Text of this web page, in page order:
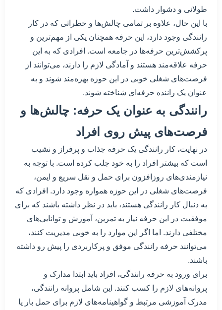
طولانی و دشوار داشت.
با این حال، علاوه بر تمامی چالش‌ها و خطراتی که در کار
رانندگی وجود دارد، این حرفه همچنان یکی از مهم‌ترین و
پرکشش‌ترین حرفه‌ها در جامعه است. افرادی که به این
حرفه علاقه‌مند هستند و آمادگی لازم را دارند، می‌توانند از
فرصت‌های شغلی خوبی در این حوزه بهره‌مند شوند و به
عنوان یک راننده حرفه‌ای شناخته شوند.
رانندگی به عنوان یک حرفه: چالش‌ها و
فرصت‌های پیش روی افراد
در نهایت، کار رانندگی یک حرفه جذاب و پرفراز و نشیب
است که بیشتر افراد را به خود جلب کرده است. با توجه به
نیازمندی‌های روزافزون برای حمل و نقل سریع و ایمن،
فرصت‌های شغلی در این حوزه همواره وجود دارد. افرادی که
به دنبال کار رانندگی هستند، باید در نظر داشته باشند که برای
موفقیت در این حرفه نیاز به تمرین، آموزش و توانایی‌های
مختلفی دارند. اما اگر این موارد را به خوبی مدیریت کنند،
می‌توانند حرفه رانندگی موفق و پرکاربردی را پیش رو داشته
باشند.
برای ورود به حرفه رانندگی، افراد باید ابتدا مدارک و
پروانه‌های لازم را کسب کنند. این شامل پروانه رانندگی،
مدرک آموزشی مرتبط و گواهینامه‌های لازم برای حمل بار یا